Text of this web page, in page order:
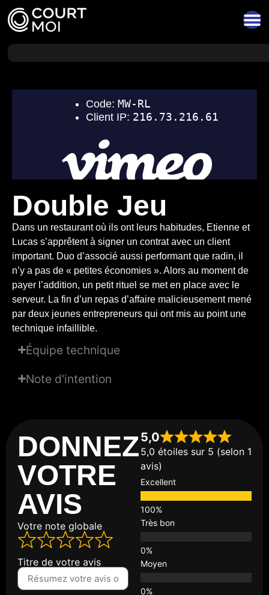
Double Jeu
Dans un restaurant où ils ont leurs habitudes, Etienne et
Lucas s’apprêtent à signer un contrat avec un client
important. Duo d’associé aussi performant que radin, il
n’y a pas de « petites économies ». Alors au moment de
payer l’addition, un petit rituel se met en place avec le
serveur. La fin d’un repas d’affaire malicieusement mené
par deux jeunes entrepreneurs qui ont mis au point une
technique infaillible.
Équipe technique
Note d'intention
DONNEZ
VOTRE
AVIS
Votre note globale
Titre de votre avis
5,0
5,0 étoiles sur 5 (selon 1
avis)
Excellent
Très bon
Moyen